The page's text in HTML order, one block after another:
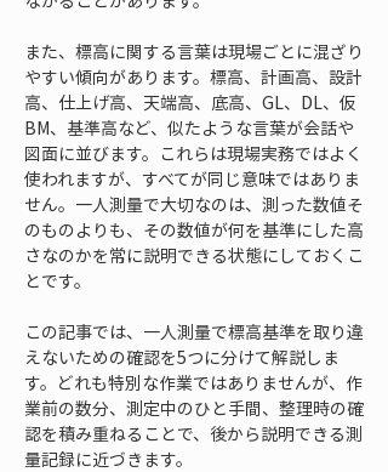
また、標高に関する言葉は現場ごとに混ざり
やすい傾向があります。標高、計画高、設計
高、仕上げ高、天端高、底高、GL、DL、仮
BM、基準高など、似たような言葉が会話や
図面に並びます。これらは現場実務ではよく
使われますが、すべてが同じ意味ではありま
せん。一人測量で大切なのは、測った数値そ
のものよりも、その数値が何を基準にした高
さなのかを常に説明できる状態にしておくこ
とです。
この記事では、一人測量で標高基準を取り違
えないための確認を5つに分けて解説しま
す。どれも特別な作業ではありませんが、作
業前の数分、測定中のひと手間、整理時の確
認を積み重ねることで、後から説明できる測
量記録に近づきます。